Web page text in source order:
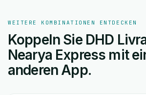
WEITERE KOMBINATIONEN ENTDECKEN
Koppeln Sie DHD
Nearya Express mit
anderen App.